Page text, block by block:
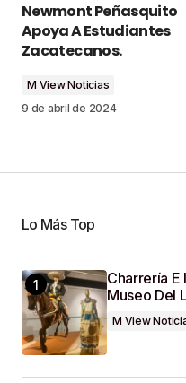
publicada. Los
marcados con*
Comment
Guardar Mi
Web En Este
Que Haga Un
Newmont Peñasquito
Apoya A Estudiantes
Zacatecanos.
M View Noticias
9 de abril de 2024
Lo Más Top
Charrería E
Museo Del
M View